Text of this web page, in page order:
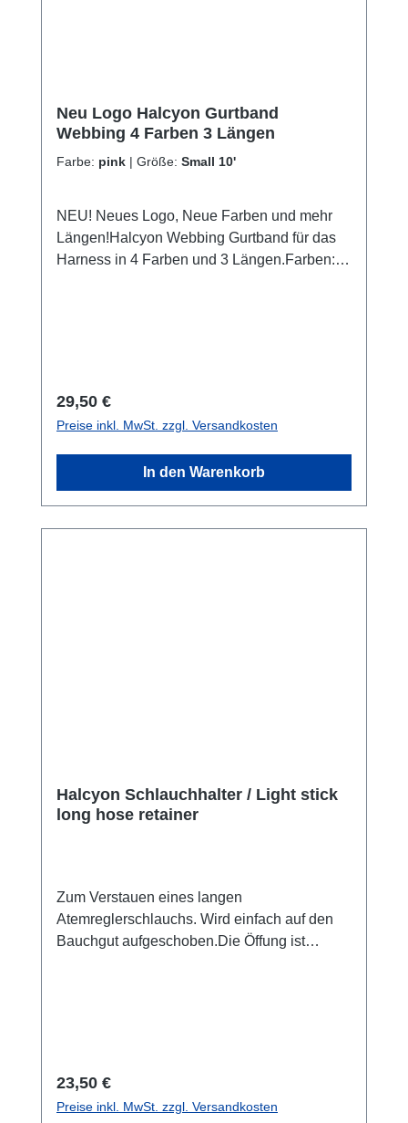
Neu Logo Halcyon Gurtband
Webbing 4 Farben 3 Längen
Farbe: pink | Größe: Small 10'
NEU! Neues Logo, Neue Farben und mehr
Längen!Halcyon Webbing Gurtband für das
Harness in 4 Farben und 3 Längen.Farben:
Regulärer Preis:
29,50 €
Preise inkl. MwSt. zzgl. Versandkosten
In den Warenkorb
Halcyon Schlauchhalter / Light stick
long hose retainer
Zum Verstauen eines langen
Atemreglerschlauchs. Wird einfach auf den
Bauchgut aufgeschoben.Die Öffung ist
Regulärer Preis:
23,50 €
Preise inkl. MwSt. zzgl. Versandkosten